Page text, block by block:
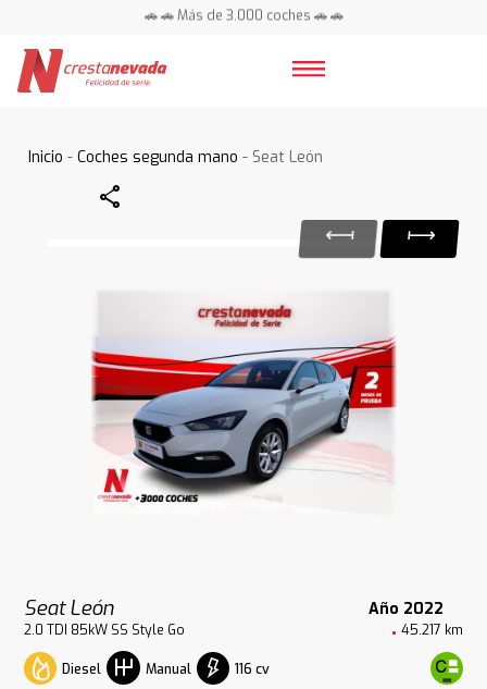
🚗 🚗 Más de 3.000 coches 🚗 🚗
Inicio -Coches segunda mano - Seat León
Share
Seat León Año 2022
2.0 TDI 85kW SS Style Go 45.217 km
Diesel Manual 116 cv